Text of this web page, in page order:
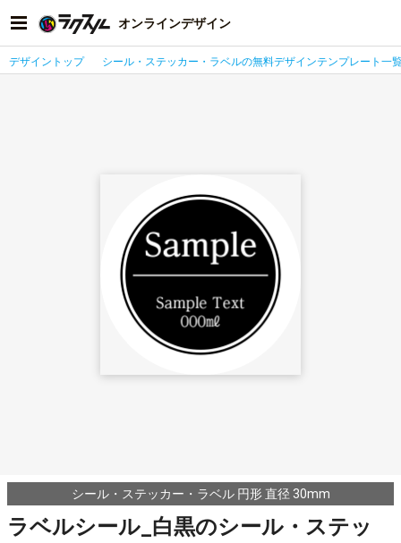
オンラインデザイン
デザイントップ シール・ステッカー・ラベルの無料デザインテンプレート一
シール・ステッカー・ラベル 円形 直径 30mm
ラベルシール_白黒のシール・ステッ